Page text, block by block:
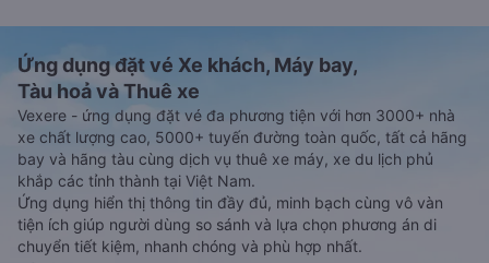
Ứng dụng đặt vé Xe khách, Máy bay,
Tàu hoả và Thuê xe
Vexere - ứng dụng đặt vé đa phương tiện với hơn 3000+ nhà
xe chất lượng cao, 5000+ tuyến đường toàn quốc, tất cả hãng
bay và hãng tàu cùng dịch vụ thuê xe máy, xe du lịch phủ
khắp các tỉnh thành tại Việt Nam.
Ứng dụng hiển thị thông tin đầy đủ, minh bạch cùng vô vàn
tiện ích giúp người dùng so sánh và lựa chọn phương án di
chuyển tiết kiệm, nhanh chóng và phù hợp nhất.